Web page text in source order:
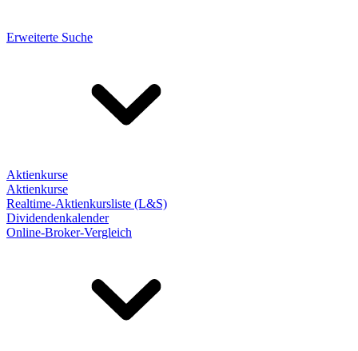
Erweiterte Suche
Aktienkurse
Aktienkurse
Realtime-Aktienkursliste (L&S)
Dividendenkalender
Online-Broker-Vergleich